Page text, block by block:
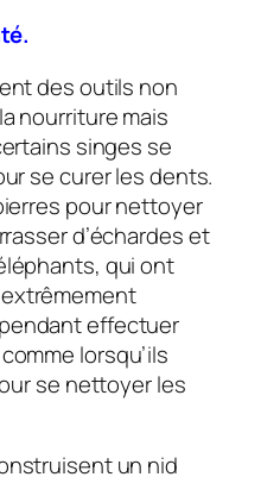
des outils non
nourriture mais
singes se
se curer les dents.
pour nettoyer
d’échardes et
qui ont
effectuer
lorsqu’ils
se nettoyer les
un nid